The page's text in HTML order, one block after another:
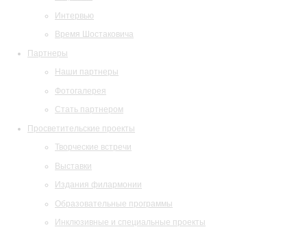
Интервью
Время Шостаковича
Партнеры
Наши партнеры
Фотогалерея
Стать партнером
Просветительские проекты
Творческие встречи
Выставки
Издания филармонии
Образовательные программы
Инклюзивные и специальные проекты